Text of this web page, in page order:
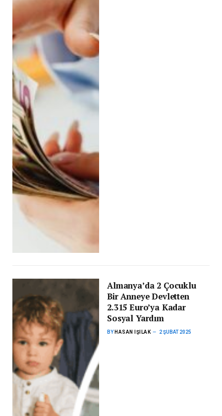
Almanya’da 2 Çocuklu
Bir Anneye Devletten
2.315 Euro’ya Kadar
Sosyal Yardım
BY HASAN IŞILAK 2 ŞUBAT 2025